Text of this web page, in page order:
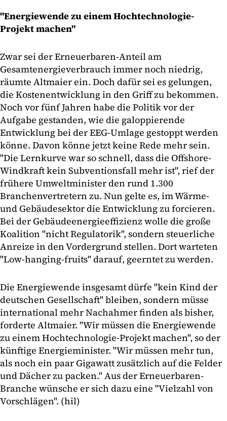
"Energiewende zu einem Hochtechnologie-
Projekt machen"
Zwar sei der Erneuerbaren-Anteil am
Gesamtenergieverbrauch immer noch niedrig,
räumte Altmaier ein. Doch dafür sei es gelungen,
die Kostenentwicklung in den Griff zu bekommen.
Noch vor fünf Jahren habe die Politik vor der
Aufgabe gestanden, wie die galoppierende
Entwicklung bei der EEG-Umlage gestoppt werden
könne. Davon könne jetzt keine Rede mehr sein.
"Die Lernkurve war so schnell, dass die Offshore-
Windkraft kein Subventionsfall mehr ist", rief der
frühere Umweltminister den rund 1.300
Branchenvertretern zu. Nun gelte es, im Wärme-
und Gebäudesektor die Entwicklung zu forcieren.
Bei der Gebäudeenergieeffizienz wolle die große
Koalition "nicht Regulatorik", sondern steuerliche
Anreize in den Vordergrund stellen. Dort warteten
"Low-hanging-fruits" darauf, geerntet zu werden.
Die Energiewende insgesamt dürfe "kein Kind der
deutschen Gesellschaft" bleiben, sondern müsse
international mehr Nachahmer finden als bisher,
forderte Altmaier. "Wir müssen die Energiewende
zu einem Hochtechnologie-Projekt machen", so der
künftige Energieminister. "Wir müssen mehr tun,
als noch ein paar Gigawatt zusätzlich auf die Felder
und Dächer zu packen." Aus der Erneuerbaren-
Branche wünsche er sich dazu eine "Vielzahl von
Vorschlägen". (hil)